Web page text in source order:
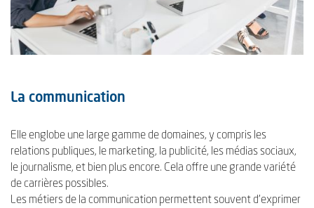
La communication
Elle englobe une large gamme de domaines, y compris les
relations publiques, le marketing, la publicité, les médias sociaux,
le journalisme, et bien plus encore. Cela offre une grande variété
de carrières possibles.
Les métiers de la communication permettent souvent d'exprimer